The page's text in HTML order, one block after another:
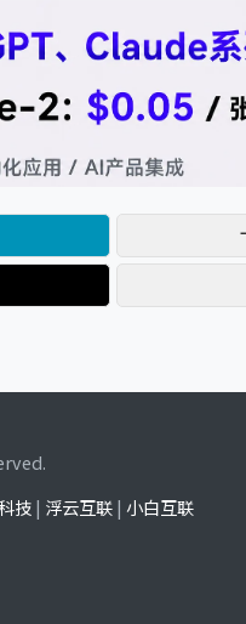
技| 浮云互联| 小白互联